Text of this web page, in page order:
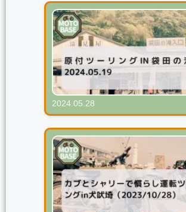
2024.05.28
原付ツーリングIN袋田の